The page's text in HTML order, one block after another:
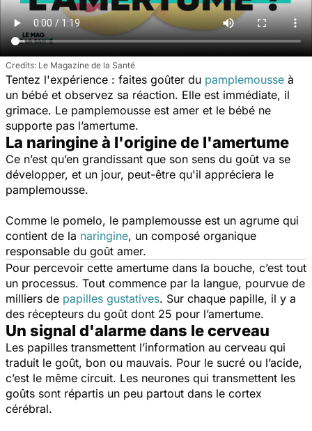
Le Magazine de la Santé
Tentez l'expérience : faites goûter du pamplemousse à
un bébé et observez sa réaction. Elle est immédiate, il
grimace. Le pamplemousse est amer et le bébé ne
supporte pas l’amertume.
La naringine à l'origine de l'amertume
Ce n’est qu’en grandissant que son sens du goût va se
développer, et un jour, peut-être qu'il appréciera le
pamplemousse.
Comme le pomelo, le pamplemousse est un agrume qui
contient de la naringine, un composé organique
responsable du goût amer.
Pour percevoir cette amertume dans la bouche, c’est tout
un processus. Tout commence par la langue, pourvue de
milliers de papilles gustatives. Sur chaque papille, il y a
des récepteurs du goût dont 25 pour l’amertume.
Un signal d'alarme dans le cerveau
Les papilles transmettent l’information au cerveau qui
traduit le goût, bon ou mauvais. Pour le sucré ou l’acide,
c’est le même circuit. Les neurones qui transmettent les
goûts sont répartis un peu partout dans le cortex
cérébral.